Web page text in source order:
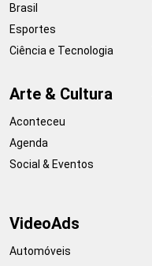
Brasil
Esportes
Ciência e Tecnologia
Arte & Cultura
Aconteceu
Agenda
Social & Eventos
VideoAds
Automóveis